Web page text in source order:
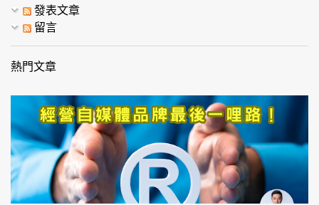
發表文章
留言
熱門文章